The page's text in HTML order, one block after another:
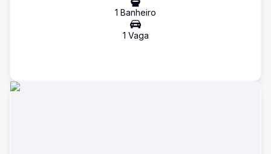
1 Banheiro
1 Vaga